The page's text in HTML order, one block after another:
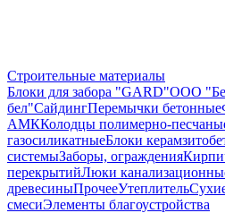
Строительные материалы
Блоки для забора "GARD"ООО
бел"СайдингПеремычки бетонные
АМККолодцы полимерно-
газосиликатныеБлоки
системыЗаборы, ограждения
перекрытийЛюки
древесиныПрочееУтеплитель
смесиЭлементы благоустройства